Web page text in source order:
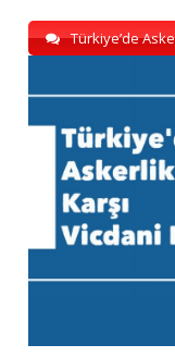
Türkiye’de